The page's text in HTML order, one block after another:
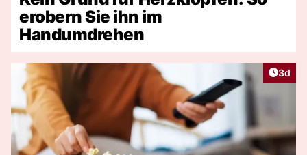
erobern Sie ihn im
Handumdrehen
3d